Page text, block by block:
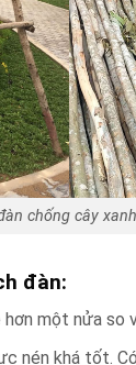
chống cây
đàn:
hơn một nửa so
nén khá tốt.